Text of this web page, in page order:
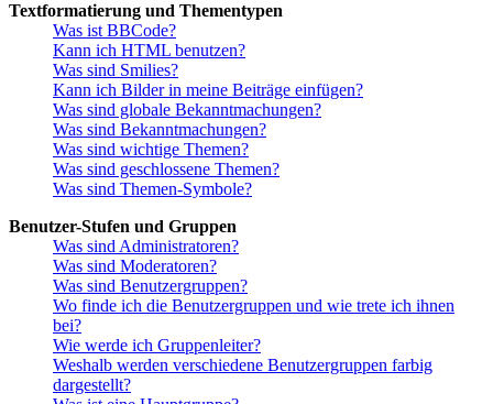
Textformatierung und Thementypen
Was ist BBCode?
Kann ich HTML benutzen?
Was sind Smilies?
Kann ich Bilder in meine Beiträge einfügen?
Was sind globale Bekanntmachungen?
Was sind Bekanntmachungen?
Was sind wichtige Themen?
Was sind geschlossene Themen?
Was sind Themen-Symbole?
Benutzer-Stufen und Gruppen
Was sind Administratoren?
Was sind Moderatoren?
Was sind Benutzergruppen?
Wo finde ich die Benutzergruppen und wie trete ich ihnen
bei?
Wie werde ich Gruppenleiter?
Weshalb werden verschiedene Benutzergruppen farbig
dargestellt?